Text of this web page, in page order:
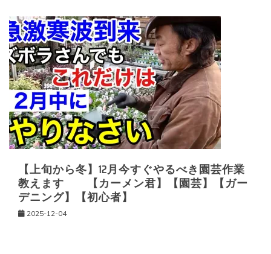
【上旬から冬】12月今すぐやるべき園芸作業
教えます 【カーメン君】【園芸】【ガー
デニング】【初心者】
2025-12-04